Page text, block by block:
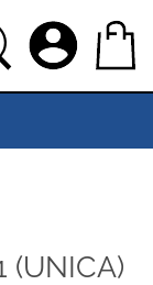
(UNICA)